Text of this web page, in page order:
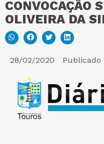
CONVOCAÇÃO
OLIVEIRA DA
28/02/2020 Publicado
PORTAL DA
E-SIC
PERGUNTAS